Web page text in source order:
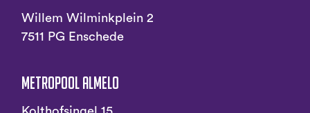
Willem Wilminkplein 2
7511 PG Enschede
Metropool Almelo